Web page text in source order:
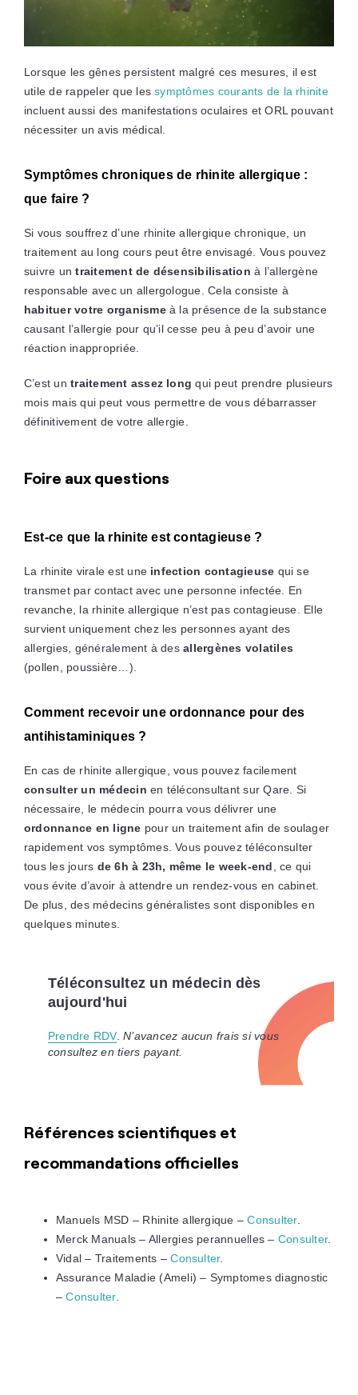
Lorsque les gênes persistent malgré ces mesures, il est
utile de rappeler que lessymptômes courants de la rhinite
incluent aussi des manifestations oculaires et ORL pouvant
nécessiter un avis médical.
Symptômes chroniques de rhinite allergique :
que faire ?
Si vous souffrez d’une rhinite allergique chronique, un
traitement au long cours peut être envisagé. Vous pouvez
suivre untraitement de désensibilisation à l’allergène
responsable avec un allergologue. Cela consiste à
habituer votre organismeà la présence de la substance
causant l’allergie pour qu’il cesse peu à peu d’avoir une
réaction inappropriée.
C’est un traitement assez long qui peut prendre plusieurs
mois mais qui peut vous permettre de vous débarrasser
définitivement de votre allergie.
Foire aux questions
Est-ce que la rhinite est contagieuse ?
La rhinite virale est une infection contagieuse qui se
transmet par contact avec une personne infectée. En
revanche, la rhinite allergique n’est pas contagieuse. Elle
survient uniquement chez les personnes ayant des
allergies, généralement à desallergènes volatiles
(pollen, poussière…).
Comment recevoir une ordonnance pour des
antihistaminiques ?
En cas de rhinite allergique, vous pouvez facilement
consulter un médecin en téléconsultant sur Qare. Si
nécessaire, le médecin pourra vous délivrer une
ordonnance en ligne pour un traitement afin de soulager
rapidement vos symptômes. Vous pouvez téléconsulter
tous les jours de 6h à 23h, même le week-end, ce qui
vous évite d’avoir à attendre un rendez-vous en cabinet.
De plus, des médecins généralistes sont disponibles en
quelques minutes.
Téléconsultez un médecin dès
aujourd'hui
Prendre RDV.N’avancez aucun frais si vous
consultez en tiers payant.
Références scientifiques et
recommandations officielles
Manuels MSD – Rhinite allergique –Consulter.
Merck Manuals – Allergies perannuelles – Consulter.
Vidal – Traitements –Consulter.
Assurance Maladie (Ameli) – Symptomes diagnostic
–Consulter.